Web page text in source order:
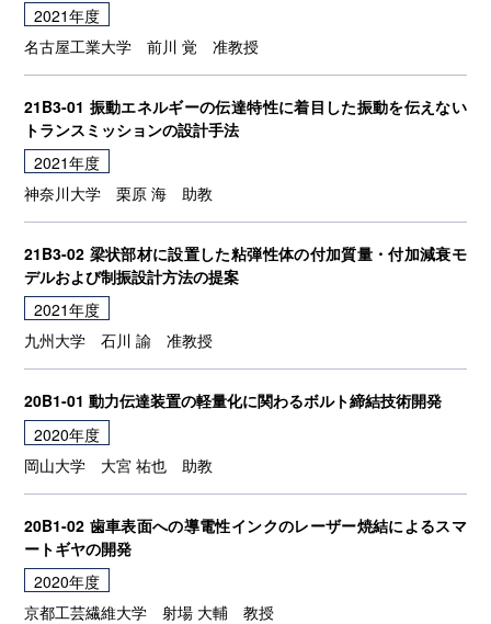
2021年度
名古屋工業大学
前川 覚 准教授
21B3-01 振動エネルギーの伝達特性に着目した振動を伝えない
トランスミッションの設計手法
2021年度
神奈川大学
栗原 海 助教
21B3-02 梁状部材に設置した粘弾性体の付加質量・付加減衰モ
デルおよび制振設計方法の提案
2021年度
九州大学
石川 諭 准教授
20B1-01 動力伝達装置の軽量化に関わるボルト締結技術開発
2020年度
岡山大学
大宮 祐也 助教
20B1-02 歯車表面への導電性インクのレーザー焼結によるスマ
ートギヤの開発
2020年度
京都工芸繊維大学
射場 大輔 教授